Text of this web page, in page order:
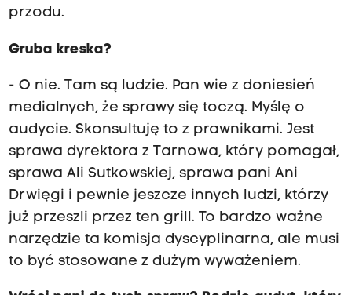
przodu.
Gruba kreska?
- O nie. Tam są ludzie. Pan wie z doniesień
medialnych, że sprawy się toczą. Myślę o
audycie. Skonsultuję to z prawnikami. Jest
sprawa dyrektora z Tarnowa, który pomagał,
sprawa Ali Sutkowskiej, sprawa pani Ani
Drwięgi i pewnie jeszcze innych ludzi, którzy
już przeszli przez ten grill. To bardzo ważne
narzędzie ta komisja dyscyplinarna, ale musi
to być stosowane z dużym wyważeniem.